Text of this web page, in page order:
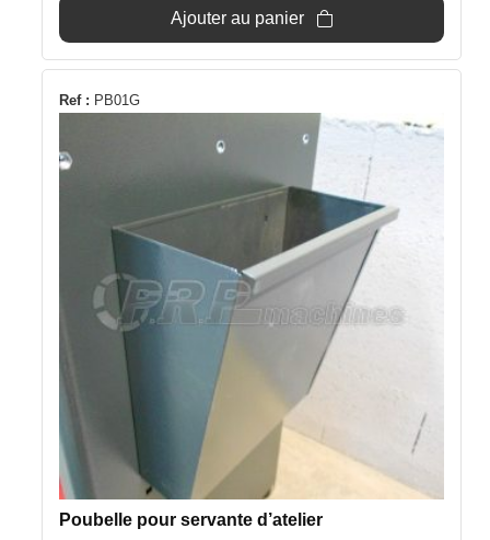
était :
est :
Ajouter au panier
Ref : PB01G
Poubelle pour servante d’atelier